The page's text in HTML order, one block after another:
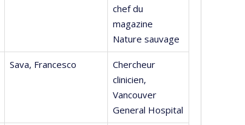
chef du
magazine
Nature sauvage
Sava, Francesco
Chercheur
clinicien,
Vancouver
General Hospital